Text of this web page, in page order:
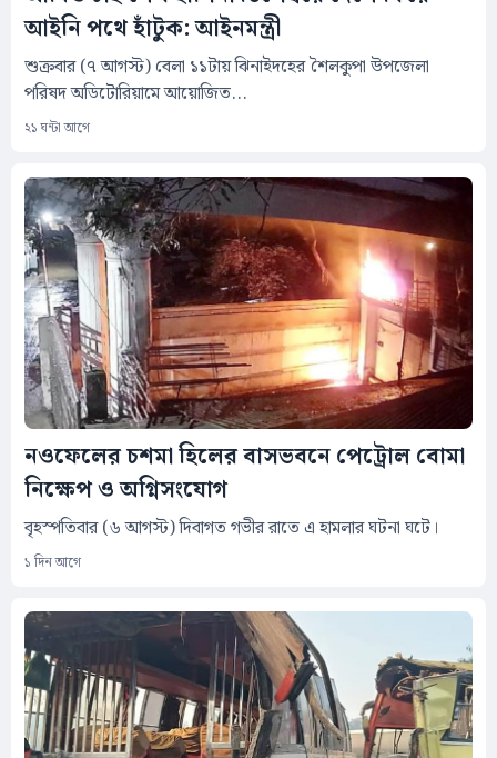
আইনি পথে হাঁটুক: আইনমন্ত্রী
শুক্রবার (৭ আগস্ট) বেলা ১১টায় ঝিনাইদহের শৈলকুপা উপজেলা
পরিষদ অডিটোরিয়ামে আয়োজিত...
২১ ঘন্টা আগে
নওফেলের চশমা হিলের বাসভবনে পেট্রোল বোমা
নিক্ষেপ ও অগ্নিসংযোগ
বৃহস্পতিবার (৬ আগস্ট) দিবাগত গভীর রাতে এ হামলার ঘটনা ঘটে।
১ দিন আগে